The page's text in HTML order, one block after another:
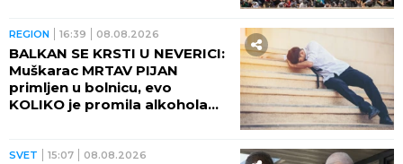
SVET 09:40
DVE ZEMLJE ČEKA STRAŠAN
UDAR! Naređena hitna
evakuacija, stotine hiljada ljudi
u opasnosti
SVET 09:23